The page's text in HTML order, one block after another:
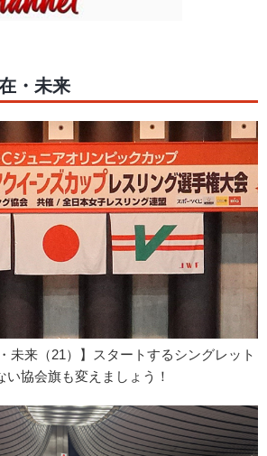
・未来
未来（21）】スタートするシングレット
協会旗も変えましょう！